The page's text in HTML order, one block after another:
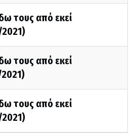
τους από εκεί
τους από εκεί
τους από εκεί